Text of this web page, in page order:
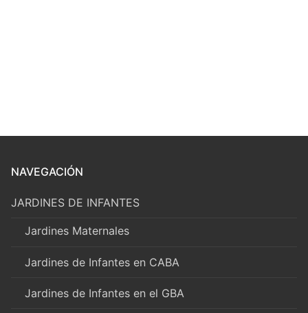
NAVEGACIÓN
JARDINES DE INFANTES
Jardines Maternales
Jardines de Infantes en CABA
Jardines de Infantes en el GBA